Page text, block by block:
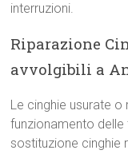
interruzioni.
Riparazione
avvolgibili a
Le cinghie usurate
funzionamento
sostituzione cinghie